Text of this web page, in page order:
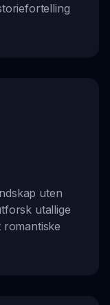
uten
utallige
romantiske